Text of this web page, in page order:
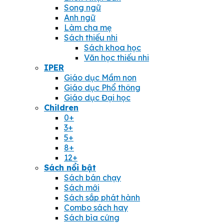
Song ngữ
Anh ngữ
Làm cha mẹ
Sách thiếu nhi
Sách khoa học
Văn học thiếu nhi
IPER
Giáo dục Mầm non
Giáo dục Phổ thông
Giáo dục Đại học
Children
0+
3+
5+
8+
12+
Sách nổi bật
Sách bán chạy
Sách mới
Sách sắp phát hành
Combo sách hay
Sách bìa cứng